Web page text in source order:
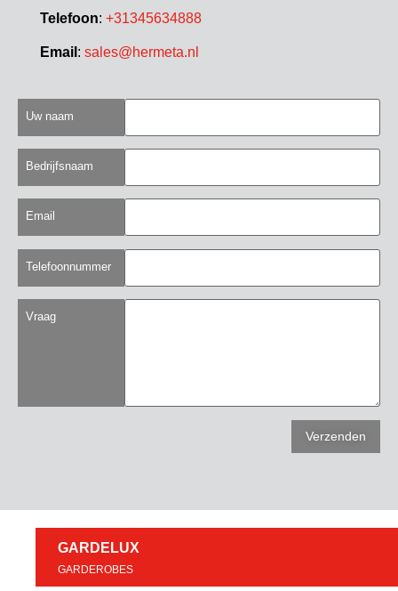
Telefoon: +31345634888
Email : sales@hermeta.nl
Uw naam
Bedrijfsnaam
Email
Telefoonnummer
Vraag
GARDELUX
GARDEROBES